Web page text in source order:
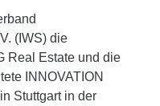
(IWS) die
Real Estate und die
INNOVATION
Stuttgart in der